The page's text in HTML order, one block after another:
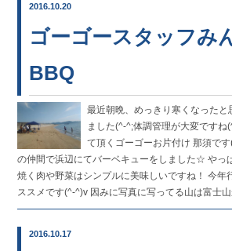
2016.10.20
ゴーゴースタッフみ
BBQ
最近朝晩、めっきり寒くなったと
ました(^-^;体調管理が大変ですね
て頂くゴーゴーお片付け 那須で
の仲間で浜辺にてバーベキューをしました☆ やっ
焼く肉や野菜はシンプルに美味しいですね！ 今年
ススメです(^-^)v 因みに写真に写ってる山は富士山
2016.10.17